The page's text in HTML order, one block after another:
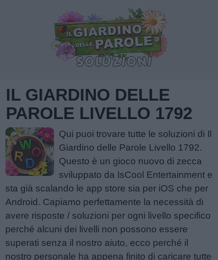
IL GIARDINO DELLE
PAROLE LIVELLO 1792
Qui puoi trovare tutte le soluzioni di Il
Giardino delle Parole Livello 1792.
Questo è un gioco nuovo di zecca
sviluppato da IsCool Entertainment e
sta già scalando le app store sia per iOS che per
Android. Capiamo perfettamente la necessità di
avere risposte / soluzioni per ogni livello specifico
perché alcuni dei livelli non possono essere
superati senza il nostro aiuto, ecco perché il
nostro personale ha appena finito di caricare tutte